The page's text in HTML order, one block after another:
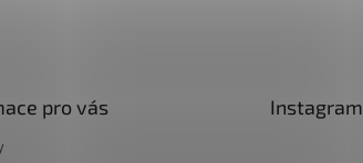
pro vás Instagram